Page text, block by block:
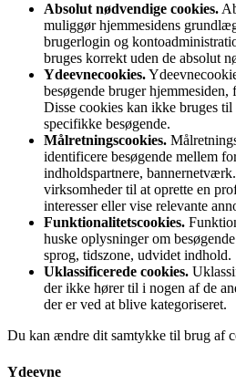
Absolut nødvendige cookies.
muliggør hjemmesidens
brugerlogin og
bruges korrekt uden de absolut
Ydeevnecookies.
besøgende bruger hjemmesiden,
Disse cookies kan ikke bruges
specifikke besøgende.
Målretningscookies.
identificere besøgende mellem
indholdspartnere,
virksomheder til at oprette en
interesser eller vise relevante
Funktionalitetscookies.
huske oplysninger om
sprog, tidszone, udvidet indhold.
Uklassificerede cookies.
der ikke hører til i nogen af de
der er ved at blive kategoriseret.
Du kan ændre dit samtykke til brug af
Ydeevne